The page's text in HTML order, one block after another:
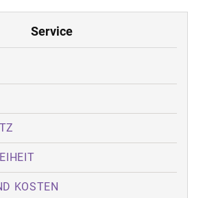
Service
KOSTEN